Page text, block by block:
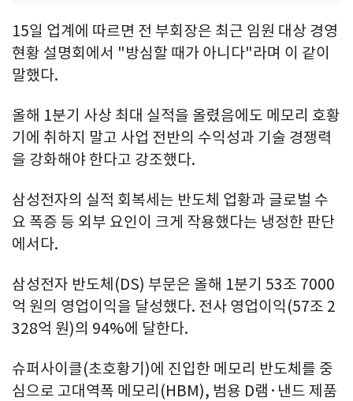
15일 업계에 따르면 전 부회장은 최근 임원 대상 경영
현황 설명회에서 "방심할 때가 아니다"라며 이 같이
말했다.
올해 1분기 사상 최대 실적을 올렸음에도 메모리 호황
기에 취하지 말고 사업 전반의 수익성과 기술 경쟁력
을 강화해야 한다고 강조했다.
삼성전자의 실적 회복세는 반도체 업황과 글로벌 수
요 폭증 등 외부 요인이 크게 작용했다는 냉정한 판단
에서다.
삼성전자 반도체(DS) 부문은 올해 1분기 53조 7000
억 원의 영업이익을 달성했다. 전사 영업이익(57조 2
328억 원)의 94%에 달한다.
슈퍼사이클(초호황기)에 진입한 메모리 반도체를 중
심으로 고대역폭 메모리(HBM), 범용 D램·낸드 제품